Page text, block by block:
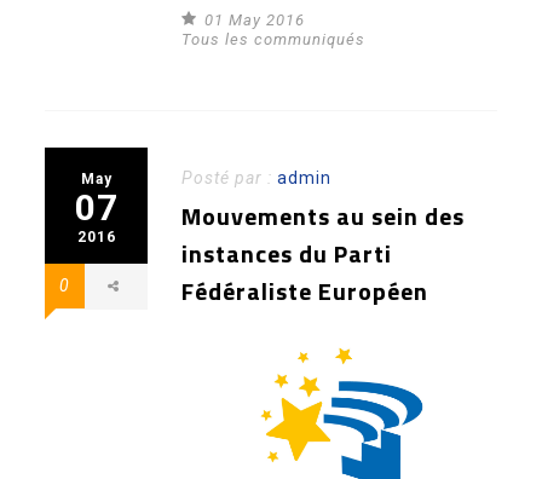
01 May 2016
Tous les communiqués
May
07
2016
0
Posté par :admin
Mouvements au sein des
instances du Parti
Fédéraliste Européen